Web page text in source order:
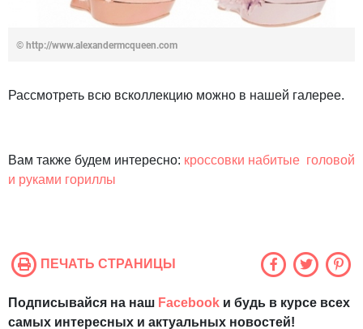
© http://www.alexandermcqueen.com
Рассмотреть всю всколлекцию можно в нашей галерее.
Вам также будем интересно: кроссовки набитые головой
и руками гориллы
ПЕЧАТЬ СТРАНИЦЫ
Подписывайся на наш Facebook и будь в курсе всех
самых интересных и актуальных новостей!